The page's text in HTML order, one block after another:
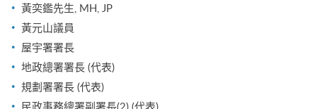
黃奕鑑先生, MH, JP
黃元山議員
屋宇署署長
地政總署署長 (代表)
規劃署署長 (代表)